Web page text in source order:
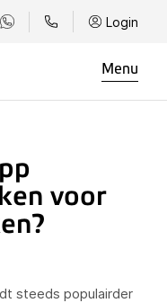
Login
Menu
voor
steeds populairder